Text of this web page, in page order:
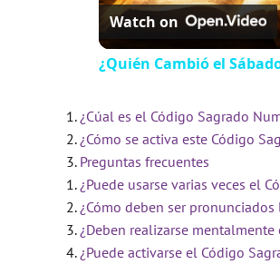
Watch on
¿Quién Cambió el
¿Cúal es el Código Sagrado
¿Cómo se activa este Código
Preguntas frecuentes
¿Puede usarse varias veces el
¿Cómo deben ser
¿Deben realizarse
¿Puede activarse el Código